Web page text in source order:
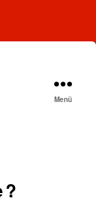
Menü
?